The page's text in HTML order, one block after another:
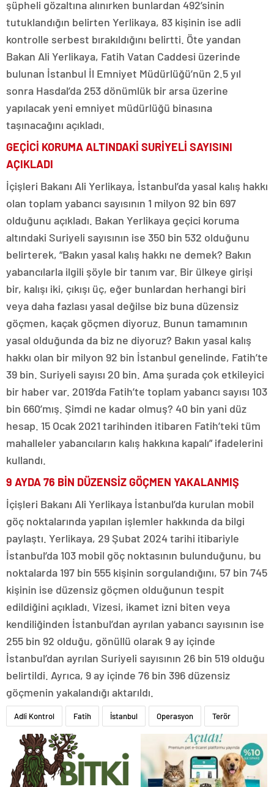
şüpheli gözaltına alınırken bunlardan 492’sinin
tutuklandığın belirten Yerlikaya, 83 kişinin ise adli
kontrolle serbest bırakıldığını belirtti. Öte yandan
Bakan Ali Yerlikaya, Fatih Vatan Caddesi üzerinde
bulunan İstanbul İl Emniyet Müdürlüğü’nün 2.5 yıl
sonra Hasdal’da 253 dönümlük bir arsa üzerine
yapılacak yeni emniyet müdürlüğü binasına
taşınacağını açıkladı.
GEÇİCİ KORUMA ALTINDAKİ SURİYELİ SAYISINI
AÇIKLADI
İçişleri Bakanı Ali Yerlikaya, İstanbul’da yasal kalış hakkı
olan toplam yabancı sayısının 1 milyon 92 bin 697
olduğunu açıkladı. Bakan Yerlikaya geçici koruma
altındaki Suriyeli sayısının ise 350 bin 532 olduğunu
belirterek, “Bakın yasal kalış hakkı ne demek? Bakın
yabancılarla ilgili şöyle bir tanım var. Bir ülkeye girişi
bir, kalışı iki, çıkışı üç, eğer bunlardan herhangi biri
veya daha fazlası yasal değilse biz buna düzensiz
göçmen, kaçak göçmen diyoruz. Bunun tamamının
yasal olduğunda da biz ne diyoruz? Bakın yasal kalış
hakkı olan bir milyon 92 bin İstanbul genelinde, Fatih’te
39 bin. Suriyeli sayısı 20 bin. Ama şurada çok etkileyici
bir haber var. 2019’da Fatih’te toplam yabancı sayısı 103
bin 660’mış. Şimdi ne kadar olmuş? 40 bin yani düz
hesap. 15 Ocak 2021 tarihinden itibaren Fatih’teki tüm
mahalleler yabancıların kalış hakkına kapalı” ifadelerini
kullandı.
9 AYDA 76 BİN DÜZENSİZ GÖÇMEN YAKALANMIŞ
İçişleri Bakanı Ali Yerlikaya İstanbul’da kurulan mobil
göç noktalarında yapılan işlemler hakkında da bilgi
paylaştı. Yerlikaya, 29 Şubat 2024 tarihi itibariyle
İstanbul’da 103 mobil göç noktasının bulunduğunu, bu
noktalarda 197 bin 555 kişinin sorgulandığını, 57 bin 745
kişinin ise düzensiz göçmen olduğunun tespit
edildiğini açıkladı. Vizesi, ikamet izni biten veya
kendiliğinden İstanbul’dan ayrılan yabancı sayısının ise
255 bin 92 olduğu, gönüllü olarak 9 ay içinde
İstanbul’dan ayrılan Suriyeli sayısının 26 bin 519 olduğu
belirtildi. Ayrıca, 9 ay içinde 76 bin 396 düzensiz
göçmenin yakalandığı aktarıldı.
Adli Kontrol Fatih İstanbul Operasyon Terör